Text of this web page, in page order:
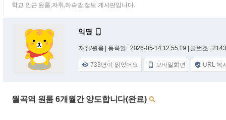
학교 인근 원룸,자취,하숙방 정보 게시판입니다.
익명 
자취/원룸 | 등록일 : 2026-05-14 12:55:19 | 글번호 :
 733명이 읽었어요  모바일화면  URL 복
월곡역 원룸 6개월간 양도합니다(완료) 